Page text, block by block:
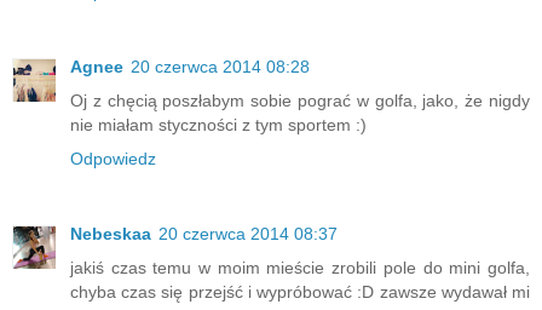
Agnee 20 czerwca 2014 08:28
Oj z chęcią poszłabym sobie pograć w golfa, jako, że nigdy
nie miałam styczności z tym sportem :)
Odpowiedz
Nebeskaa 20 czerwca 2014 08:37
jakiś czas temu w moim mieście zrobili pole do mini golfa,
chyba czas się przejść i wypróbować :D zawsze wydawał mi